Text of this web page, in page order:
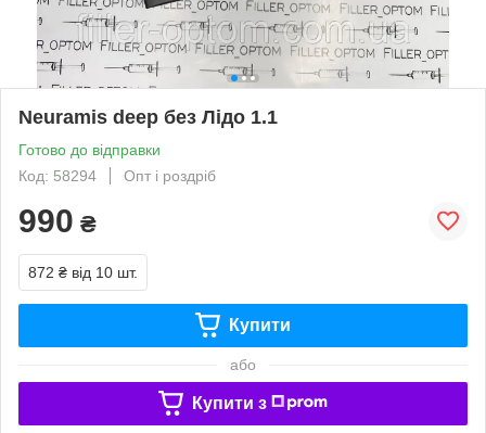
Neuramis deep без Лідо 1.1
Готово до відправки
Код: 58294
Опт і роздріб
990 ₴
872 ₴ від 10 шт.
Купити
або
Купити з